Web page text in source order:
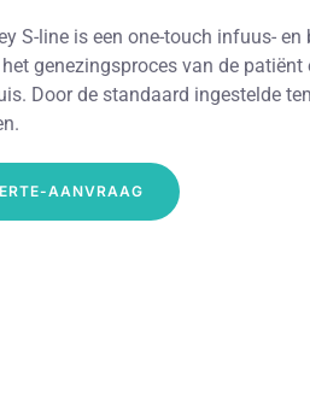
S-line is een one-touch infuus-
genezingsproces van de
Door de standaard ingestelde
AANVRAAG